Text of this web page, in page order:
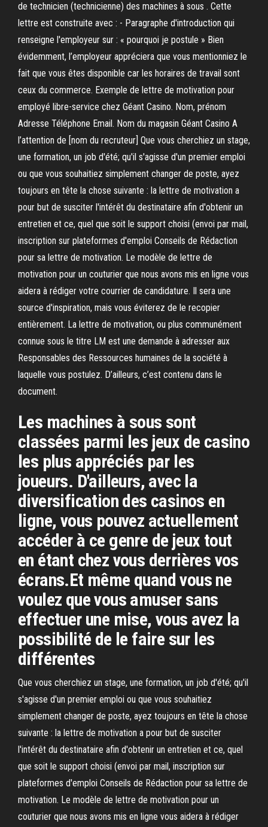
de technicien (technicienne) des machines à sous . Cette
lettre est construite avec : - Paragraphe d'introduction qui
renseigne l'employeur sur : « pourquoi je postule » Bien
évidemment, l’employeur appréciera que vous mentionniez le
fait que vous êtes disponible car les horaires de travail sont
ceux du commerce. Exemple de lettre de motivation pour
employé libre-service chez Géant Casino. Nom, prénom
Adresse Téléphone Email. Nom du magasin Géant Casino A
l’attention de [nom du recruteur] Que vous cherchiez un stage,
une formation, un job d'été; qu'il s'agisse d'un premier emploi
ou que vous souhaitiez simplement changer de poste, ayez
toujours en tête la chose suivante : la lettre de motivation a
pour but de susciter l'intérêt du destinataire afin d'obtenir un
entretien et ce, quel que soit le support choisi (envoi par mail,
inscription sur plateformes d'emploi Conseils de Rédaction
pour sa lettre de motivation. Le modèle de lettre de
motivation pour un couturier que nous avons mis en ligne vous
aidera à rédiger votre courrier de candidature. Il sera une
source d'inspiration, mais vous éviterez de le recopier
entièrement. La lettre de motivation, ou plus communément
connue sous le titre LM est une demande à adresser aux
Responsables des Ressources humaines de la société à
laquelle vous postulez. D’ailleurs, c’est contenu dans le
document.
Les machines à sous sont
classées parmi les jeux de casino
les plus appréciés par les
joueurs. D'ailleurs, avec la
diversification des casinos en
ligne, vous pouvez actuellement
accéder à ce genre de jeux tout
en étant chez vous derrières vos
écrans.Et même quand vous ne
voulez que vous amuser sans
effectuer une mise, vous avez la
possibilité de le faire sur les
différentes
Que vous cherchiez un stage, une formation, un job d'été; qu'il
s'agisse d'un premier emploi ou que vous souhaitiez
simplement changer de poste, ayez toujours en tête la chose
suivante : la lettre de motivation a pour but de susciter
l'intérêt du destinataire afin d'obtenir un entretien et ce, quel
que soit le support choisi (envoi par mail, inscription sur
plateformes d'emploi Conseils de Rédaction pour sa lettre de
motivation. Le modèle de lettre de motivation pour un
couturier que nous avons mis en ligne vous aidera à rédiger